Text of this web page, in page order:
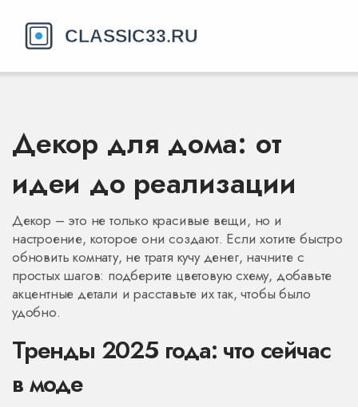
Декор для дома: от
идеи до реализации
Декор – это не только красивые вещи, но и
настроение, которое они создают. Если хотите быстро
обновить комнату, не тратя кучу денег, начните с
простых шагов: подберите цветовую схему, добавьте
акцентные детали и расставьте их так, чтобы было
удобно.
Тренды 2025 года: что сейчас
в моде